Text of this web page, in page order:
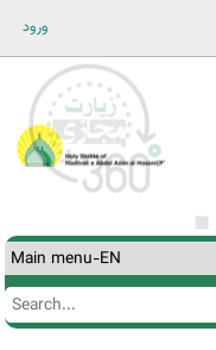
ورود
Search
Search